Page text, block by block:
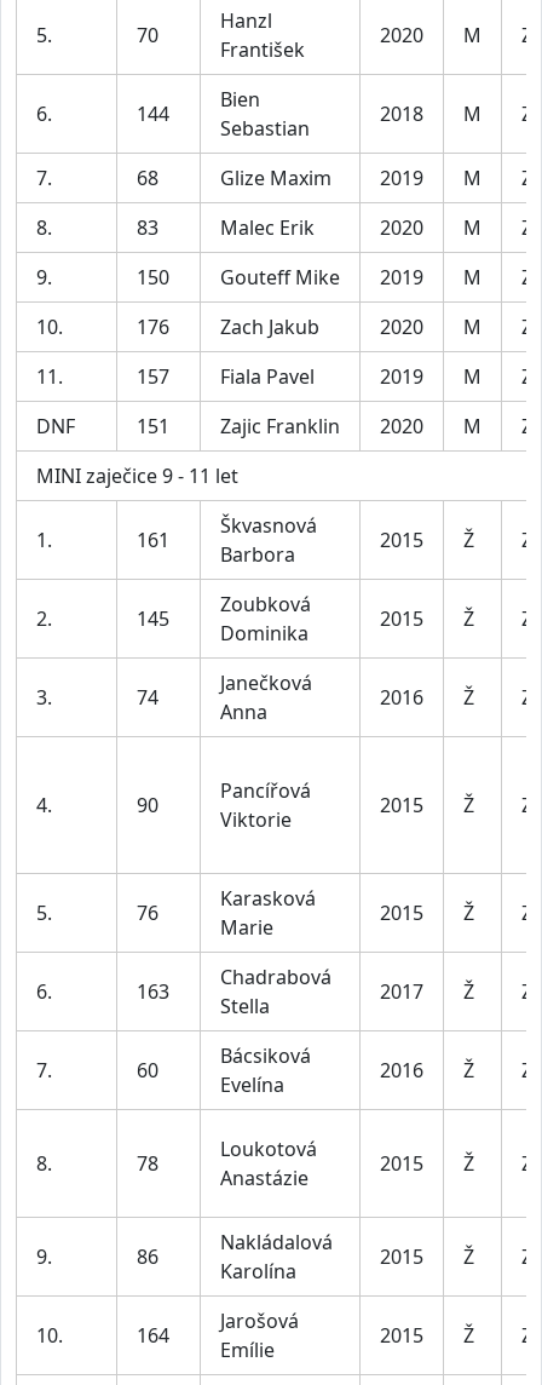
5. 70
Hanzl
František
2020 M
6. 144
Bien
Sebastian
2018 M
7. 68 Glize Maxim 2019 M
8.
83 Malec Erik 2020 M
9.
150 Gouteff Mike 2019 M
10.
176 Zach Jakub 2020 M
11.
157 Fiala Pavel 2019 M
DNF
151 Zajic Franklin 2020 M
MINI zaječice 9 - 11 let
1. 161
Škvasnová
Barbora
2015 Ž
2. 145
Zoubková
Dominika
2015 Ž
3. 74
Janečková
Anna
2016 Ž
4. 90
Pancířová
Viktorie
2015 Ž
5. 76
Karasková
Marie
2015 Ž
6. 163
Chadrabová
Stella
2017 Ž
7. 60
Bácsiková
Evelína
2016 Ž
8. 78
Loukotová
Anastázie
2015 Ž
9. 86
Nakládalová
Karolína
2015 Ž
10. 164
Jarošová
Emílie
2015 Ž